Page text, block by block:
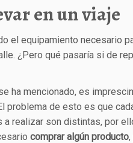
en un viaje
el equipamiento necesario
¿Pero qué pasaría si de
ha mencionado, es
problema de esto es que
a realizar son distintas, por
comprar algún producto